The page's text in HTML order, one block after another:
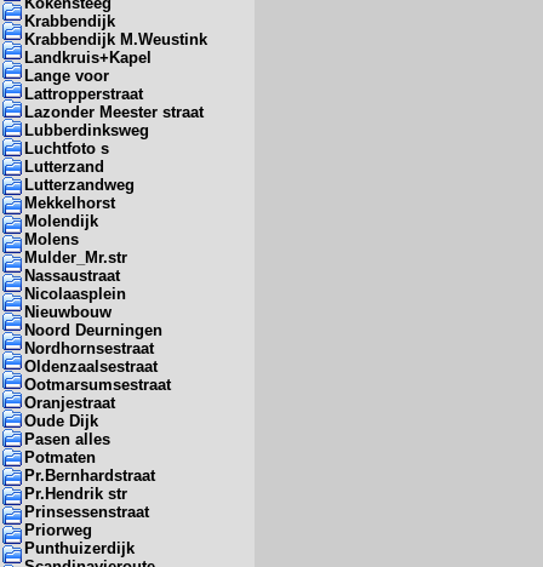
Krabbendijk
Krabbendijk M.Weustink
Landkruis+Kapel
Lange voor
Lattropperstraat
Lazonder Meester straat
Lubberdinksweg
Luchtfoto s
Lutterzand
Lutterzandweg
Mekkelhorst
Molendijk
Molens
Mulder_Mr.str
Nassaustraat
Nicolaasplein
Nieuwbouw
Noord Deurningen
Nordhornsestraat
Oldenzaalsestraat
Ootmarsumsestraat
Oranjestraat
Oude Dijk
Pasen alles
Potmaten
Pr.Bernhardstraat
Pr.Hendrik str
Prinsessenstraat
Priorweg
Punthuizerdijk